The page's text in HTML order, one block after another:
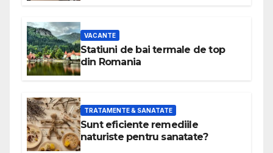
VACANTE
Statiuni de bai termale de top
din Romania
TRATAMENTE & SANATATE
Sunt eficiente remediile
naturiste pentru sanatate?